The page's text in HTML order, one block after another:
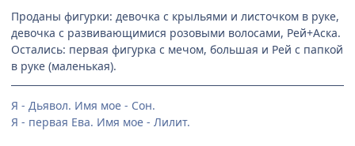
Проданы фигурки: девочка с крыльями и листочком в руке,
девочка с развивающимися розовыми волосами, Рей+Аска.
Остались: первая фигурка с мечом, большая и Рей с папкой
в руке (маленькая).
Я - Дьявол. Имя мое - Сон.
Я - первая Ева. Имя мое - Лилит.